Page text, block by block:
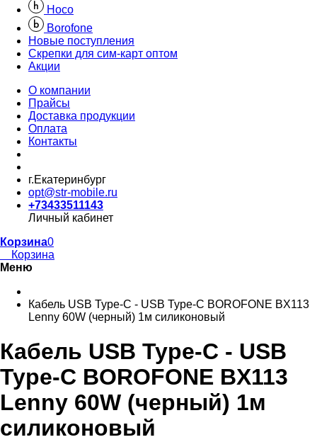
Hoco
Borofone
Новые поступления
Скрепки для сим-карт оптом
Акции
О компании
Прайсы
Доставка продукции
Оплата
Контакты
г.Екатеринбург
opt@str-mobile.ru
+73433511143
Личный кабинет
Корзина0
Корзина
Меню
Кабель USB Type-C - USB Type-C BOROFONE BX113
Lenny 60W (черный) 1м силиконовый
Кабель USB Type-C - USB
Type-C BOROFONE BX113
Lenny 60W (черный) 1м
силиконовый